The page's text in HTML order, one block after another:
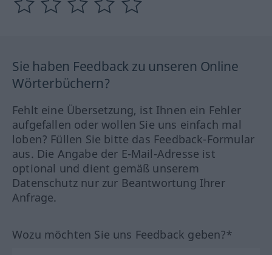
Sie haben Feedback zu unseren Online
Wörterbüchern?
Fehlt eine Übersetzung, ist Ihnen ein Fehler
aufgefallen oder wollen Sie uns einfach mal
loben? Füllen Sie bitte das Feedback-Formular
aus. Die Angabe der E-Mail-Adresse ist
optional und dient gemäß unserem
Datenschutz nur zur Beantwortung Ihrer
Anfrage.
Wozu möchten Sie uns Feedback geben?*